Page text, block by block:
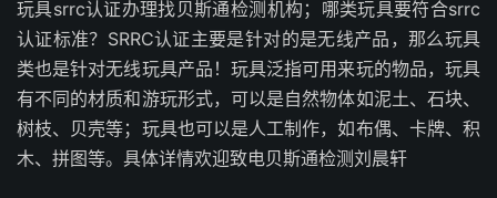
玩具srrc认证办理找贝斯通检测机构；哪类玩具要符合srrc
认证标准？SRRC认证主要是针对的是无线产品，那么玩具
类也是针对无线玩具产品！玩具泛指可用来玩的物品，玩具
有不同的材质和游玩形式，可以是自然物体如泥土、石块、
树枝、贝壳等；玩具也可以是人工制作，如布偶、卡牌、积
木、拼图等。具体详情欢迎致电贝斯通检测刘晨轩